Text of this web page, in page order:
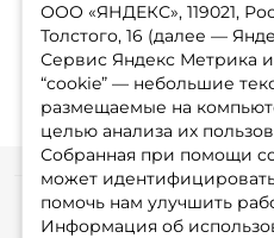
1 2
ООО «ЯНДЕКС», 119021,
Толстого, 16 (далее —
Сервис Яндекс Метрика
“cookie” — небольшие
размещаемые на
целью анализа их
Собранная при помощи
может
помочь нам улучшить
Информация об